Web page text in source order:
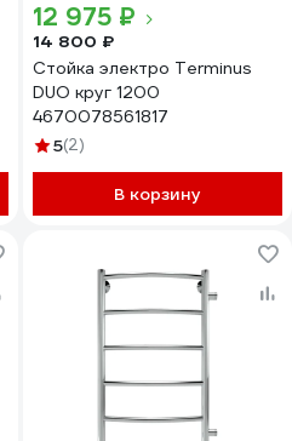
12 975 ₽
14 800 ₽
Стойка электро Terminus
DUO круг 1200
4670078561817
5(2)
В корзину